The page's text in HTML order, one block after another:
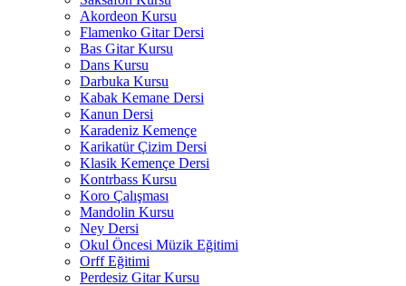
Akordeon Kursu
Flamenko Gitar Dersi
Bas Gitar Kursu
Dans Kursu
Darbuka Kursu
Kabak Kemane Dersi
Kanun Dersi
Karadeniz Kemençe
Karikatür Çizim Dersi
Klasik Kemençe Dersi
Kontrbass Kursu
Koro Çalışması
Mandolin Kursu
Ney Dersi
Okul Öncesi Müzik Eğitimi
Orff Eğitimi
Perdesiz Gitar Kursu